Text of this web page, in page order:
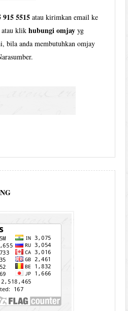
915 5515 atau kirimkan email ke
atau klikhubungi omjay yg
bila anda membutuhkan omjay